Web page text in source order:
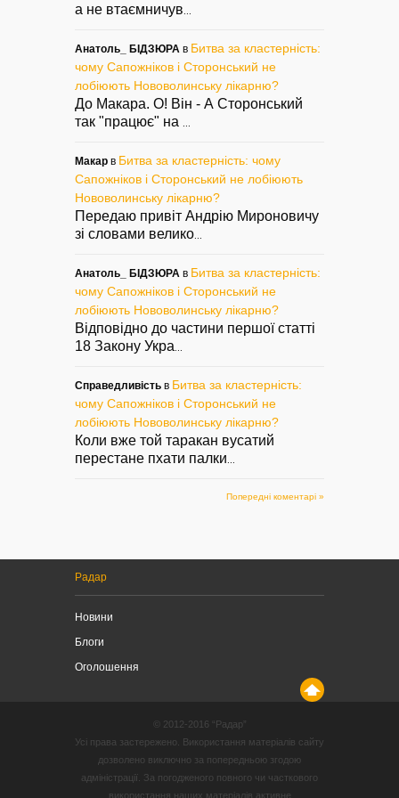
а не втаємничув
Анатоль_ БІДЗЮРА в Битва за кластерність:
чому Сапожніков і Сторонський не
лобіюють Нововолинську лікарню?
До Макара. О! Він - А Сторонський
так "працює" на
Макар в Битва за кластерність: чому
Сапожніков і Сторонський не лобіюють
Нововолинську лікарню?
Передаю привіт Андрію Мироновичу
зі словами велико
Анатоль_ БІДЗЮРА в Битва за кластерність:
чому Сапожніков і Сторонський не
лобіюють Нововолинську лікарню?
Відповідно до частини першої статті
18 Закону Укра
Справедливість в Битва за кластерність:
чому Сапожніков і Сторонський не
лобіюють Нововолинську лікарню?
Коли вже той таракан вусатий
перестане пхати палки
Попередні коментарі »
Радар
Новини
Блоги
Оголошення
© 2012-2016 “Радар”
Усі права застережено. Використання матеріалів сайту
дозволено виключно за попередньою згодою
адміністрації. За погодженого повного чи часткового
використання наших матеріалів активне